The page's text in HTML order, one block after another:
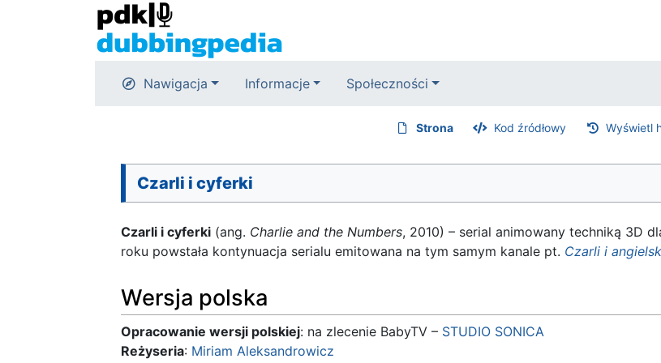
Nawigacja Informacje Społeczności
Strona Kod źródłowy Wyświetl
Czarli i cyferki
Czarli i cyferki (ang. Charlie and the Numbers, 2010) – serial animowany techniką 3D
roku powstała kontynuacja serialu emitowana na tym samym kanale pt. Czarli i
Wersja polska
Opracowanie wersji polskiej: na zlecenie BabyTV – STUDIO SONICA
Reżyseria: Miriam Aleksandrowicz